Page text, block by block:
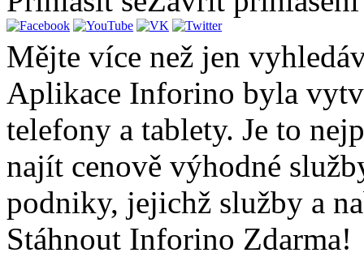
Mějte více než jen
Aplikace Inforino byla
telefony a tablety. Je to
najít cenově výhodné
podniky, jejichž služby a
Stáhnout Inforino Zdarma!